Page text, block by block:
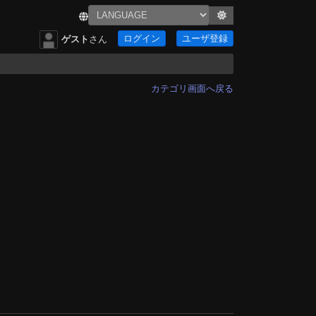
ゲスト さん ログイン ユーザ登録
カテゴリ画面へ戻る